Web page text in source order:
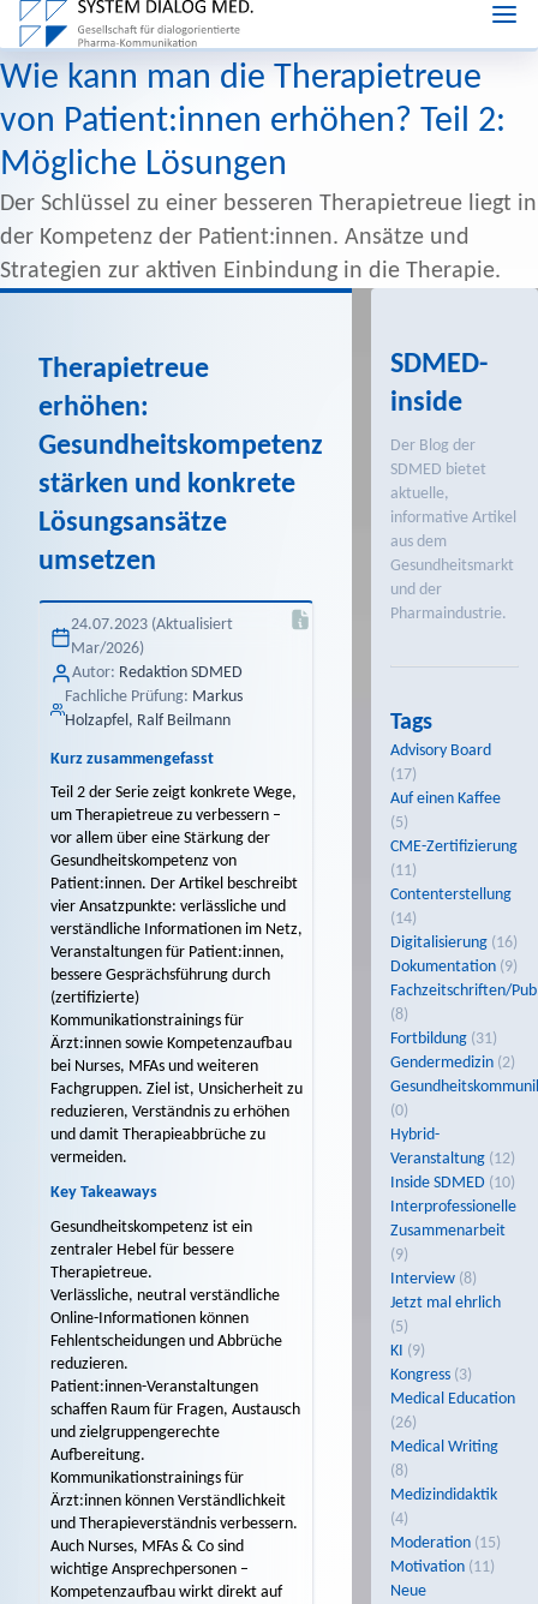
Wie kann man die Therapietreue
von Patient:innen erhöhen? Teil 2:
Mögliche Lösungen
Der Schlüssel zu einer besseren Therapietreue liegt in
der Kompetenz der Patient:innen. Ansätze und
Strategien zur aktiven Einbindung in die Therapie.
Therapietreue
erhöhen:
Gesundheitskompetenz
stärken und konkrete
Lösungsansätze
umsetzen
24.07.2023 (Aktualisiert
Mar/2026)
Autor: Redaktion SDMED
Fachliche Prüfung: Markus
Holzapfel, Ralf Beilmann
Kurz zusammengefasst
Teil 2 der Serie zeigt konkrete Wege,
um Therapietreue zu verbessern –
vor allem über eine Stärkung der
Gesundheitskompetenz von
Patient:innen. Der Artikel beschreibt
vier Ansatzpunkte: verlässliche und
verständliche Informationen im Netz,
Veranstaltungen für Patient:innen,
bessere Gesprächsführung durch
(zertifizierte)
Kommunikationstrainings für
Ärzt:innen sowie Kompetenzaufbau
bei Nurses, MFAs und weiteren
Fachgruppen. Ziel ist, Unsicherheit zu
reduzieren, Verständnis zu erhöhen
und damit Therapieabbrüche zu
vermeiden.
Key Takeaways
Gesundheitskompetenz ist ein
zentraler Hebel für bessere
Therapietreue.
Verlässliche, neutral verständliche
Online-Informationen können
Fehlentscheidungen und Abbrüche
reduzieren.
Patient:innen-Veranstaltungen
schaffen Raum für Fragen, Austausch
und zielgruppengerechte
Aufbereitung.
Kommunikationstrainings für
Ärzt:innen können Verständlichkeit
und Therapieverständnis verbessern.
Auch Nurses, MFAs & Co sind
wichtige Ansprechpersonen –
Kompetenzaufbau wirkt direkt auf
SDMED-
inside
Der Blog der
SDMED bietet
aktuelle,
informative Artikel
aus dem
Gesundheitsmarkt
und der
Pharmaindustrie.
Tags
Advisory Board
(17)
Auf einen Kaffee
(5)
CME-Zertifizierung
(11)
Contenterstellung
(14)
Digitalisierung (16)
Dokumentation (9)
Fachzeitschriften/
(8)
Fortbildung (31)
Gendermedizin (2)
(0)
Hybrid-
Veranstaltung (12)
Inside SDMED (10)
Interprofessionelle
Zusammenarbeit
(9)
Interview (8)
Jetzt mal ehrlich
(5)
KI (9)
Kongress (3)
Medical Education
(26)
Medical Writing
(8)
Medizindidaktik
(4)
Moderation (15)
Motivation (11)
Neue